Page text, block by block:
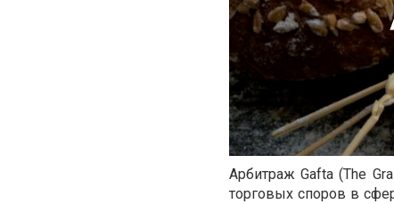
Арбитраж Gafta (The
торговых споров в